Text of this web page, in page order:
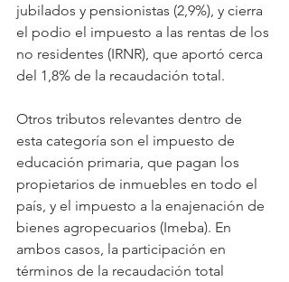
jubilados y pensionistas (2,9%), y cierra
el podio el impuesto a las rentas de los
no residentes (IRNR), que aportó cerca
del 1,8% de la recaudación total.
Otros tributos relevantes dentro de
esta categoría son el impuesto de
educación primaria, que pagan los
propietarios de inmuebles en todo el
país, y el impuesto a la enajenación de
bienes agropecuarios (Imeba). En
ambos casos, la participación en
términos de la recaudación total